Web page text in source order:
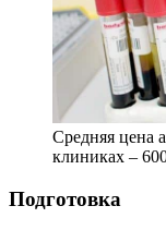
Средняя цена
клиниках –
Подготовка